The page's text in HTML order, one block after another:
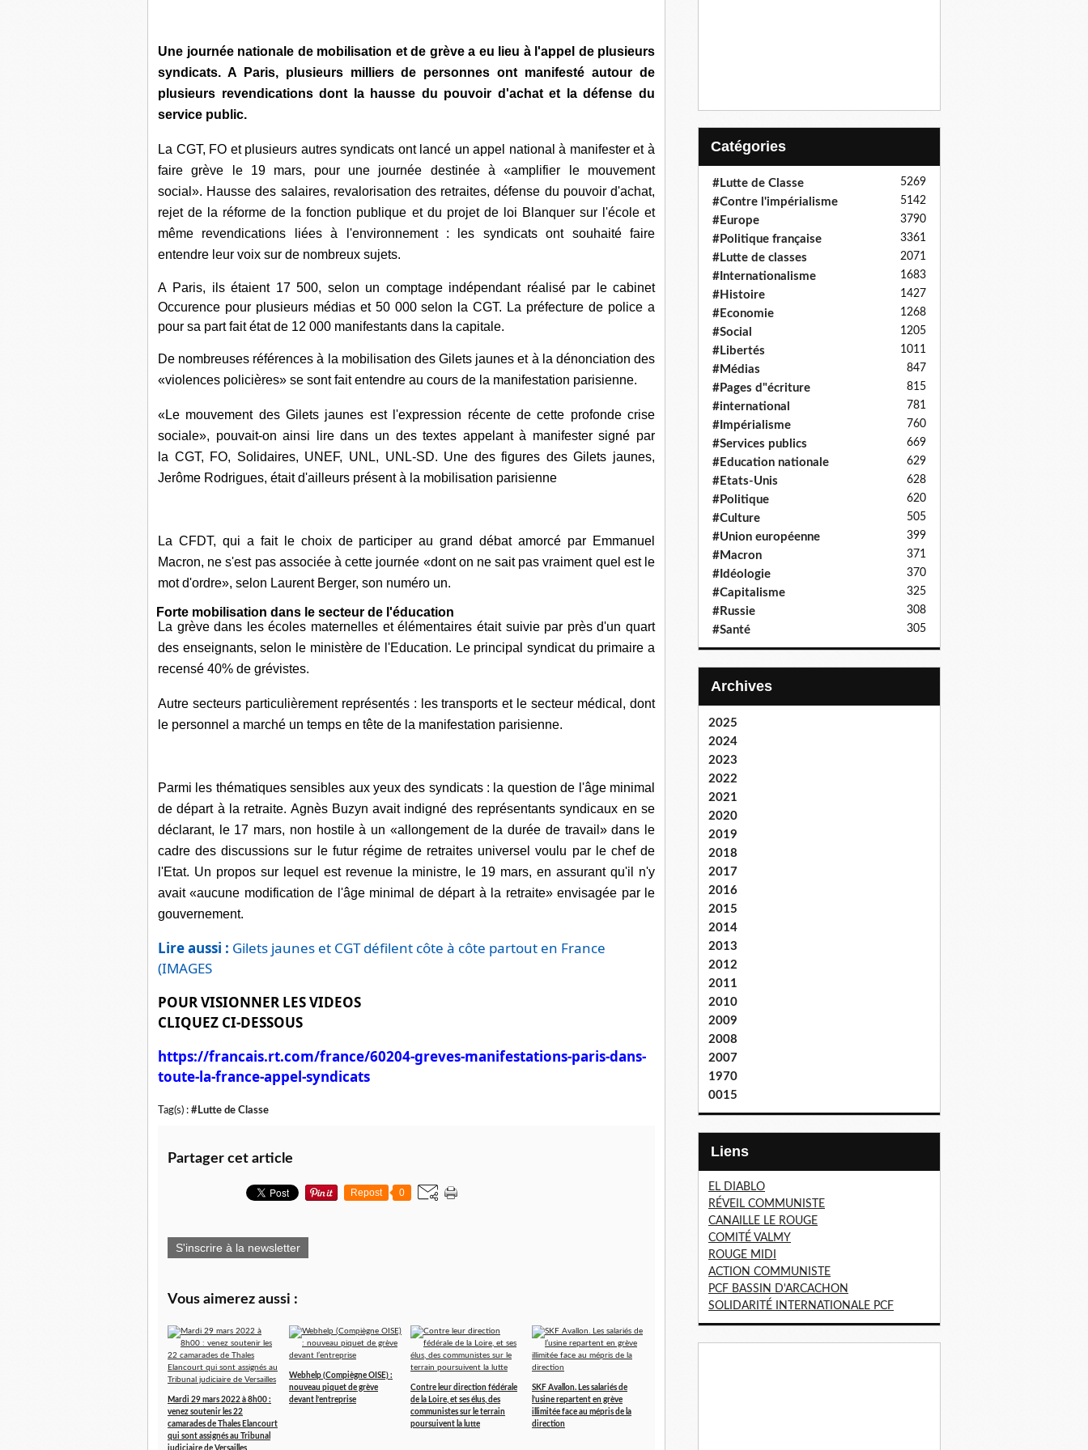
Une journée nationale de mobilisation et de grève a eu lieu à l'appel de plusieurs
syndicats. A Paris, plusieurs milliers de personnes ont manifesté autour de
plusieurs revendications dont la hausse du pouvoir d'achat et la défense du
service public.
La CGT, FO et plusieurs autres syndicats ont lancé un appel national à manifester et à
faire grève le 19 mars, pour une journée destinée à «amplifier le mouvement
social». Hausse des salaires, revalorisation des retraites, défense du pouvoir d'achat,
rejet de la réforme de la fonction publique et du projet de loi Blanquer sur l'école et
même revendications liées à l'environnement : les syndicats ont souhaité faire
entendre leur voix sur de nombreux sujets.
A Paris, ils étaient 17 500, selon un comptage indépendant réalisé par le cabinet
Occurence pour plusieurs médias et 50 000 selon la CGT. La préfecture de police a
pour sa part fait état de 12 000 manifestants dans la capitale.
De nombreuses références à la mobilisation des Gilets jaunes et à la dénonciation des
«violences policières» se sont fait entendre au cours de la manifestation parisienne.
«Le mouvement des Gilets jaunes est l'expression récente de cette profonde crise
sociale», pouvait-on ainsi lire dans un des textes appelant à manifester signé par
la CGT, FO, Solidaires, UNEF, UNL, UNL-SD. Une des figures des Gilets jaunes,
Jerôme Rodrigues, était d'ailleurs présent à la mobilisation parisienne
La CFDT, qui a fait le choix de participer au grand débat amorcé par Emmanuel
Macron, ne s'est pas associée à cette journée «dont on ne sait pas vraiment quel est le
mot d'ordre», selon Laurent Berger, son numéro un.
Forte mobilisation dans le secteur de l'éducation
La grève dans les écoles maternelles et élémentaires était suivie par près d'un quart
des enseignants, selon le ministère de l'Education. Le principal syndicat du primaire a
recensé 40% de grévistes.
Autre secteurs particulièrement représentés : les transports et le secteur médical, dont
le personnel a marché un temps en tête de la manifestation parisienne.
Parmi les thématiques sensibles aux yeux des syndicats : la question de l'âge minimal
de départ à la retraite. Agnès Buzyn avait indigné des représentants syndicaux en se
déclarant, le 17 mars, non hostile à un «allongement de la durée de travail» dans le
cadre des discussions sur le futur régime de retraites universel voulu par le chef de
l'Etat. Un propos sur lequel est revenue la ministre, le 19 mars, en assurant qu'il n'y
avait «aucune modification de l'âge minimal de départ à la retraite» envisagée par le
gouvernement.
Lire aussi : Gilets jaunes et CGT défilent côte à côte partout en France
(IMAGES
POUR VISIONNER LES VIDEOS
CLIQUEZ CI-DESSOUS
https://francais.rt.com/france/60204-greves-manifestations-paris-dans-
toute-la-france-appel-syndicats
Tag(s) : #Lutte de Classe
Partager cet article
Repost 0
S'inscrire à la newsletter
Vous aimerez aussi :
Mardi 29 mars 2022 à 8h00 :
venez soutenir les 22
camarades de Thales Elancourt
qui sont assignés au Tribunal
judiciaire de Versailles
Webhelp (Compiègne OISE) :
nouveau piquet de grève
devant l’entreprise
Contre leur direction fédérale
de la Loire, et ses élus, des
communistes sur le terrain
poursuivent la lutte
SKF Avallon. Les salariés de
l’usine repartent en grève
illimitée face au mépris de la
direction
Catégories
#Lutte de Classe 5269
#Contre l'impérialisme 5142
#Europe 3790
#Politique française 3361
#Lutte de classes 2071
#Internationalisme 1683
#Histoire 1427
#Economie 1268
#Social 1205
#Libertés 1011
#Médias 847
#Pages d"écriture 815
#international 781
#Impérialisme 760
#Services publics 669
#Education nationale 629
#Etats-Unis 628
#Politique 620
#Culture 505
#Union européenne 399
#Macron 371
#Idéologie 370
#Capitalisme 325
#Russie 308
#Santé 305
Archives
2025
2024
2023
2022
2021
2020
2019
2018
2017
2016
2015
2014
2013
2012
2011
2010
2009
2008
2007
1970
0015
Liens
EL DIABLO
RÉVEIL COMMUNISTE
CANAILLE LE ROUGE
COMITÉ VALMY
ROUGE MIDI
ACTION COMMUNISTE
PCF BASSIN D'ARCACHON
SOLIDARITÉ INTERNATIONALE PCF